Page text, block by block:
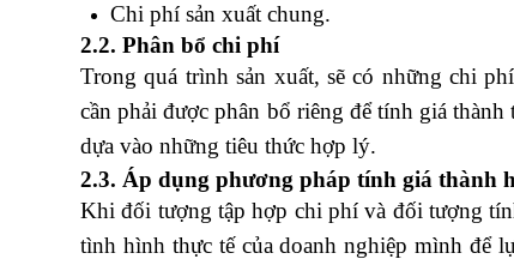
Chi phí sản xuất chung.
2.2. Phân bổ chi phí
Trong quá trình sản xuất, sẽ có những chi
cần phải được phân bổ riêng để tính giá
dựa vào những tiêu thức hợp lý.
2.3. Áp dụng phương pháp tính giá thành
Khi đối tượng tập hợp chi phí và đối tượng
tình hình thực tế của doanh nghiệp mình để